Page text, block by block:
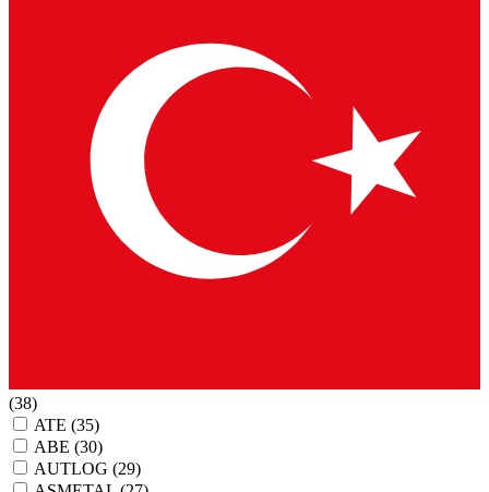
(38)
ATE (35)
ABE (30)
AUTLOG (29)